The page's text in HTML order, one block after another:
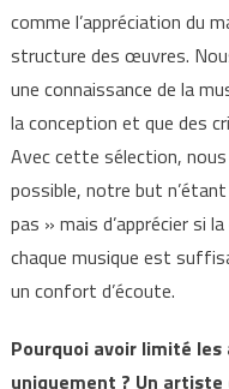
comme l’appréciation du
structure des œuvres.
une connaissance de la
la conception et que des
Avec cette sélection,
possible, notre but n’étant
pas » mais d’apprécier si
chaque musique est
un confort d’écoute.
Pourquoi avoir limité
uniquement ? Un